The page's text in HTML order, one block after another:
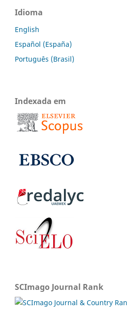
Idioma
English
Español (España)
Português (Brasil)
Indexada em
SCImago Journal Rank